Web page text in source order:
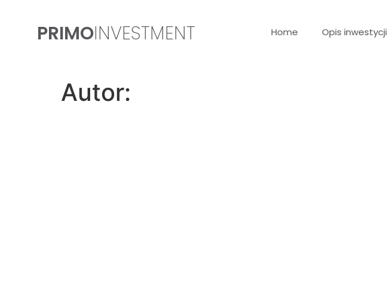
PRIMOINVESTMENT Home Opis inwestycji
Autor: